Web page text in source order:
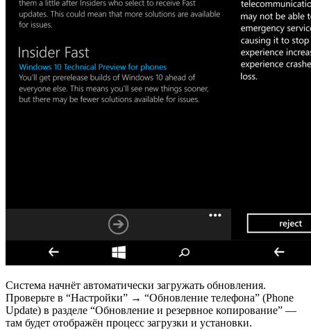
Система начнёт автоматически загружать обновления.
Проверьте в “Настройки” → “Обновление телефона” (Phone
Update) в разделе “Обновление и резервное копирование” —
там будет отображён процесс загрузки и установки.